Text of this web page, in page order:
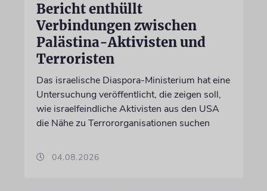
Bericht enthüllt
Verbindungen zwischen
Palästina-Aktivisten und
Terroristen
Das israelische Diaspora-Ministerium hat eine
Untersuchung veröffentlicht, die zeigen soll,
wie israelfeindliche Aktivisten aus den USA
die Nähe zu Terrororganisationen suchen
04.08.2026